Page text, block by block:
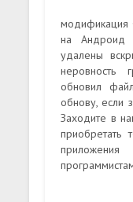
модификация
на Андроид
удалены
неровность
обновил
обнову, если
Заходите в
приобретать